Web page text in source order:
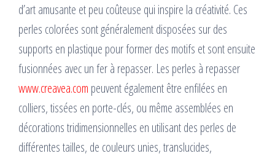
d’art amusante et peu coûteuse qui inspire la créativité. Ces
perles colorées sont généralement disposées sur des
supports en plastique pour former des motifs et sont ensuite
fusionnées avec un fer à repasser. Les perles à repasser
www.creavea.com peuvent également être enfilées en
colliers, tissées en porte-clés, ou même assemblées en
décorations tridimensionnelles en utilisant des perles de
différentes tailles, de couleurs unies, translucides,